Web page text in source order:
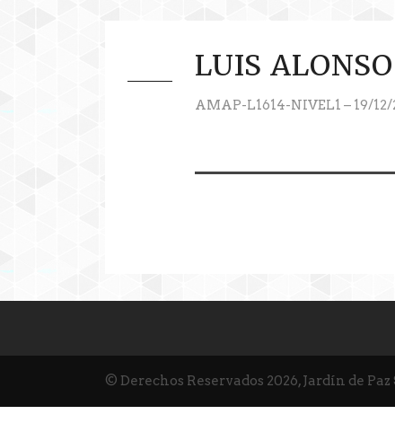
LUIS
AMAP-L1614-NIVEL1 – 19/12/
© Derechos Reservados 2026, Jardín de